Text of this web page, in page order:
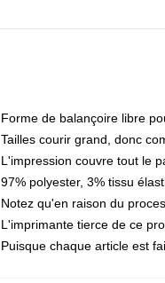
Forme de balançoire libre
Tailles courir grand, donc
L'impression couvre tout le
97% polyester, 3% tissu
Notez qu'en raison du
L'imprimante tierce de ce
Puisque chaque article est